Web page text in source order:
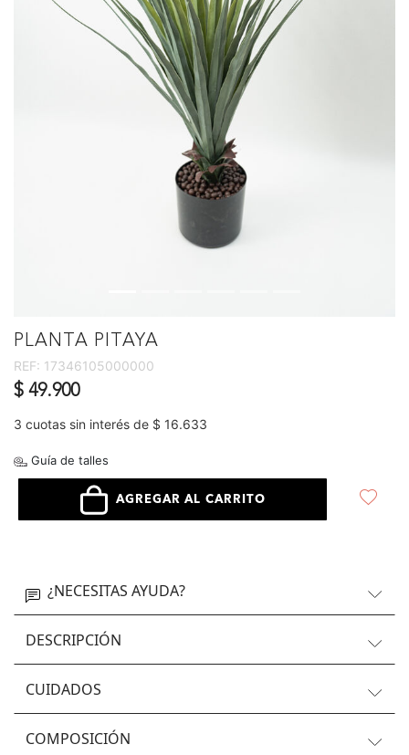
PLANTA PITAYA
REF: 17346105000000
$ 49.900
3 cuotas sin interés de $ 16.633
Guía de talles
AGREGAR AL CARRITO
¿NECESITAS AYUDA?
DESCRIPCIÓN
CUIDADOS
COMPOSICIÓN